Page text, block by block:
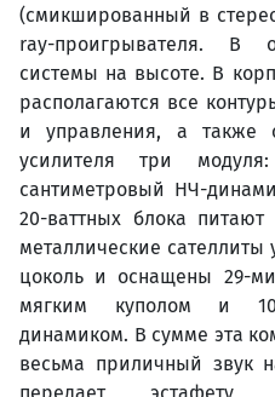
(смикшированный в
ray-проигрывателя. В
системы на высоте. В
располагаются все
и управления, а также
усилителя три
сантиметровый НЧ-
20-ваттных блока питают
металлические сателлиты
цоколь и оснащены 29-
мягким куполом и
динамиком. В сумме эта
весьма приличный звук